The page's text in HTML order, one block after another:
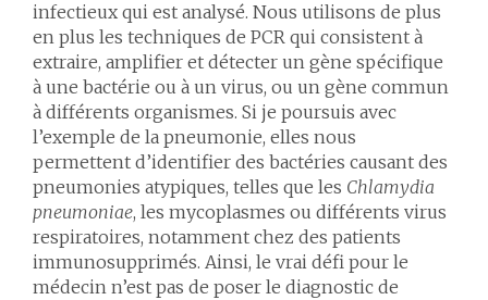
infectieux qui est analysé. Nous utilisons de plus
en plus les techniques de PCR qui consistent à
extraire, amplifier et détecter un gène spécifique
à une bactérie ou à un virus, ou un gène commun
à différents organismes. Si je poursuis avec
l’exemple de la pneumonie, elles nous
permettent d’identifier des bactéries causant des
pneumonies atypiques, telles que les Chlamydia
pneumoniae, les mycoplasmes ou différents virus
respiratoires, notamment chez des patients
immunosupprimés. Ainsi, le vrai défi pour le
médecin n’est pas de poser le diagnostic de